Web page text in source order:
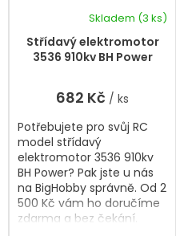
Střídavý elektromotor
3536 910kv BH Power
Skladem (3 ks)
682 Kč / ks
Potřebujete pro svůj RC
model střídavý
elektromotor 3536 910kv
BH Power? Pak jste u nás
na BigHobby správně. Od 2
500 Kč vám ho doručíme
zdarma a bez čekání.